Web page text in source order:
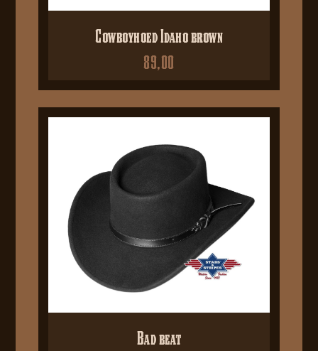
Cowboyhoed Idaho brown
89,00
Bad beat